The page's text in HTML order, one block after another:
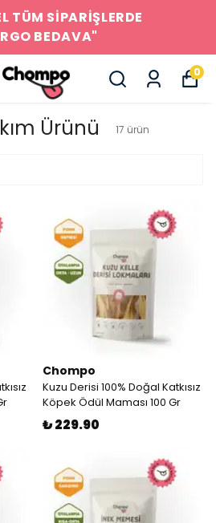
TÜM SİPARİŞLERDE
BEDAVA"
0
Ürünü 17 ürün
Chompo
Kuzu Derisi 100% Doğal Katkısız
Köpek Ödül Maması 100 Gr
₺ 229.90